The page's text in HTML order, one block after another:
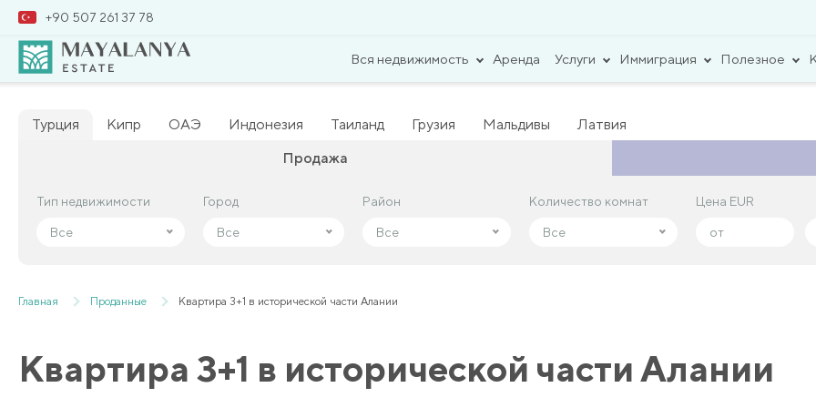
+90 507 261 37 78
Вся недвижимость Аренда Услуги Иммиграция Полезное
Турция Кипр ОАЭ Индонезия Таиланд Грузия Мальдивы
Латвия
Продажа
Тип недвижимости
Все
Город
Все
Район
Все
Количество комнат
Все
Цена EUR
Тип недвижимости
Все
Город
Все
Район
Все
Количество комнат
Все
Цена EUR
Главная Проданные Квартира 3+1 в исторической части Алании
Квартира 3+1 в исторической части Алании